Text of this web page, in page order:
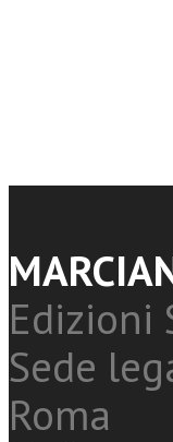
Edizioni
Sede
Roma